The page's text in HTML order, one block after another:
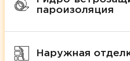
пароизоляция
Наружная